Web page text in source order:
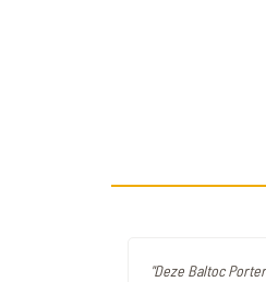
"Deze Baltoc